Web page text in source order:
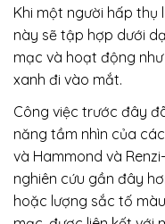
Khi một người hấp thụ
này sẽ tập hợp dưới
mạc và hoạt động
xanh đi vào mắt.
Công việc trước đây
năng tầm nhìn của
và Hammond và
nghiên cứu gần đây
hoặc lượng sắc tố